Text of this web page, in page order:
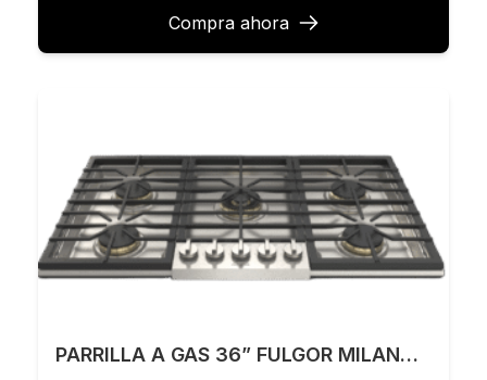
Compra ahora
PARRILLA A GAS 36” FULGOR MILANO MODELO F6PGK365S1